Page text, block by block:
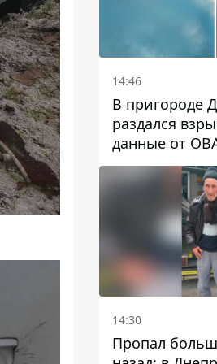
14:46
В пригороде
раздался
данные от
14:30
Пропал